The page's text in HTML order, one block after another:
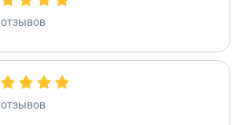
отзывов
отзывов